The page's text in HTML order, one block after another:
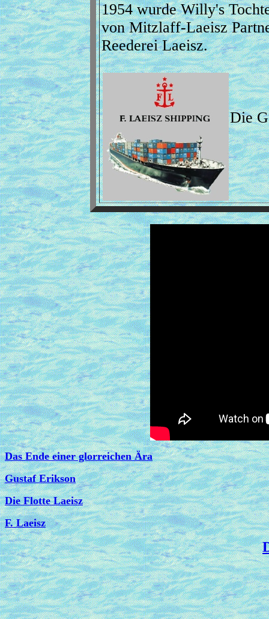
1954 wurde Willy's
von Mitzlaff-Laeisz
Reederei Laeisz.
Die
Das Ende einer glorreichen Ära
Gustaf Erikson
Die Flotte Laeisz
F. Laeisz